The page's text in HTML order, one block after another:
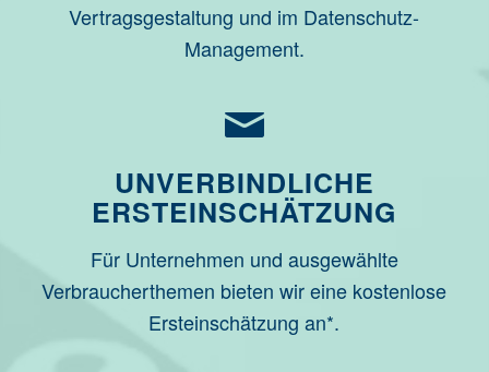
Vertragsgestaltung und im Datenschutz-
Management.
UNVERBINDLICHE
ERSTEINSCHÄTZUNG
Für Unternehmen und ausgewählte
Verbraucherthemen bieten wir eine kostenlose
Ersteinschätzung an*.